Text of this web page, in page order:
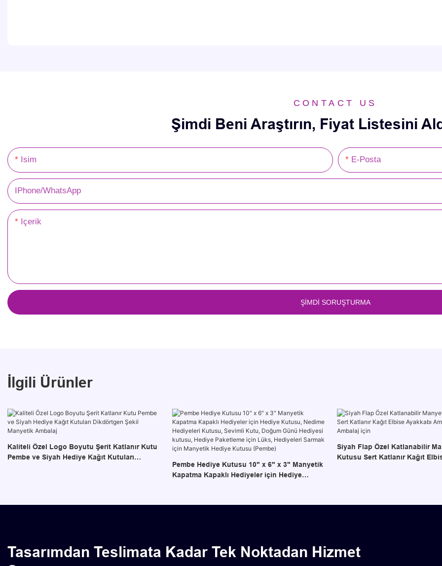
CONTACT US
Şimdi Beni Araştırın, Fiyat Listesini
Isim E-Posta
IPhone/WhatsApp
Içerik
ŞIMDI SORUŞTURMA
İlgili Ürünler
Kaliteli Özel Logo Boyutu Şerit Katlanır Kutu
Pembe ve Siyah Hediye Kağıt Kutuları
Pembe Hediye Kutusu 10" x 6" x 3" Manyetik
Kapatma Kapaklı Hediyeler için Hediye
Paketleme için Lüks, Hediyeleri Sarmak için
Siyah Flap Özel Katlanabilir
Kutusu Sert Katlanır Kağıt
Tasarımdan Teslimata Kadar Tek Noktadan Hizmet